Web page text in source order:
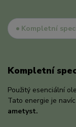
Kompletní
Kompletní
Použitý esenciální
Tato energie je
ametyst.